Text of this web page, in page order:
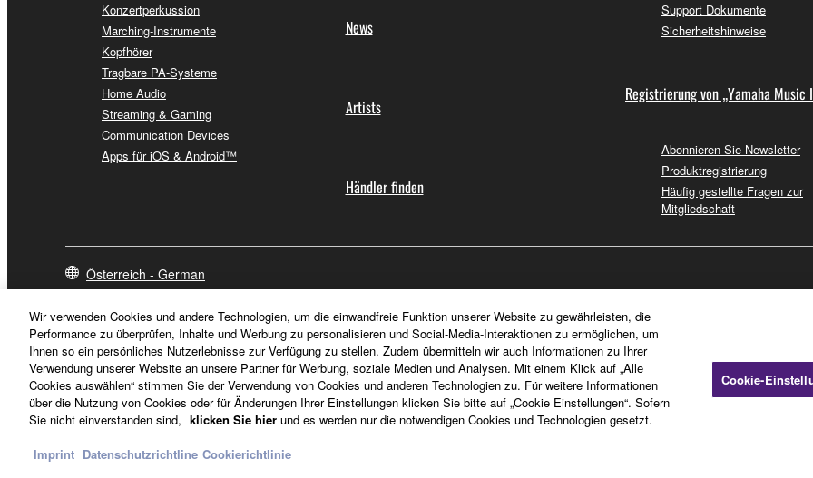
Konzertperkussion
Marching-Instrumente
Kopfhörer
Tragbare PA-Systeme
Home Audio
Streaming & Gaming
Communication Devices
Apps für iOS & Android™
News
Artists
Händler finden
Support Dokumente
Sicherheitshinweise
Registrierung von „Yamaha Music
Abonnieren Sie Newsletter
Produktregistrierung
Häufig gestellte Fragen zur
Mitgliedschaft
Österreich - German
Wir verwenden Cookies und andere Technologien, um die einwandfreie Funktion unserer Website zu gewährleisten, die
Performance zu überprüfen, Inhalte und Werbung zu personalisieren und Social-Media-Interaktionen zu ermöglichen, um
Ihnen so ein persönliches Nutzerlebnisse zur Verfügung zu stellen. Zudem übermitteln wir auch Informationen zu Ihrer
Verwendung unserer Website an unsere Partner für Werbung, soziale Medien und Analysen. Mit einem Klick auf „Alle
Cookies auswählen“ stimmen Sie der Verwendung von Cookies und anderen Technologien zu. Für weitere Informationen
über die Nutzung von Cookies oder für Änderungen Ihrer Einstellungen klicken Sie bitte auf „Cookie Einstellungen“. Sofern
Sie nicht einverstanden sind, klicken Sie hier und es werden nur die notwendigen Cookies und Technologien gesetzt.
Imprint Datenschutzrichtline Cookierichtlinie
Cookie-